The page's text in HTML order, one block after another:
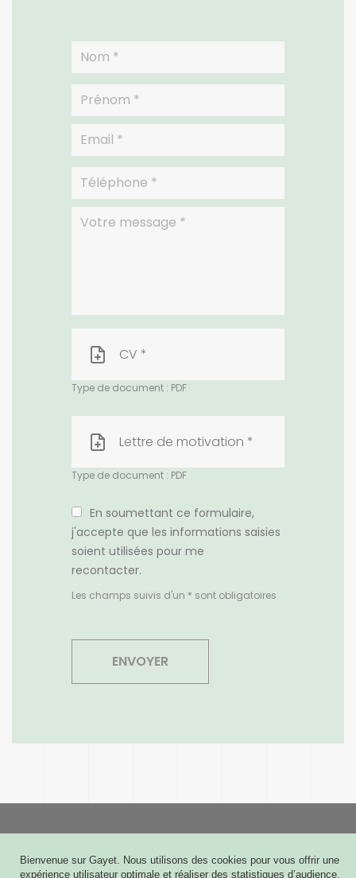
CV *
Type de document : PDF
Lettre de motivation *
Type de document : PDF
En soumettant ce formulaire,
j'accepte que les informations saisies
soient utilisées pour me
recontacter.
Les champs suivis d'un * sont obligatoires
6 rue Joseph Cugnot - CS 60009
Bienvenue sur Gayet. Nous utilisons des cookies pour vous offrir une
expérience utilisateur optimale et réaliser des statistiques d’audience.